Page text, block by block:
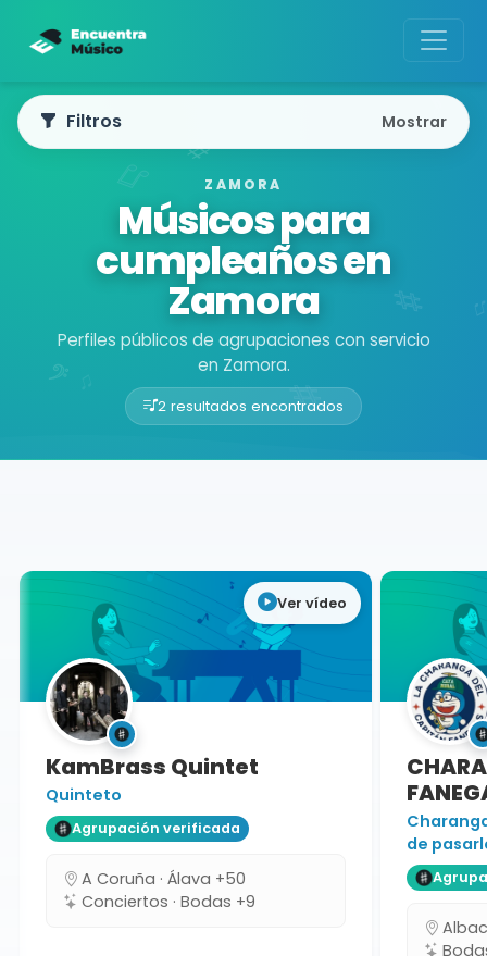
ZAMORA
Músicos para
cumpleaños en
Zamora
Perfiles públicos de agrupaciones con servicio
en Zamora.
2 resultados encontrados
Buscador de músicos
Filtros Mostrar
Ver vídeo
KamBrass Quintet
Quinteto
Agrupación verificada
A Coruña · Álava +50
Conciertos · Bodas +9
de
Bodas